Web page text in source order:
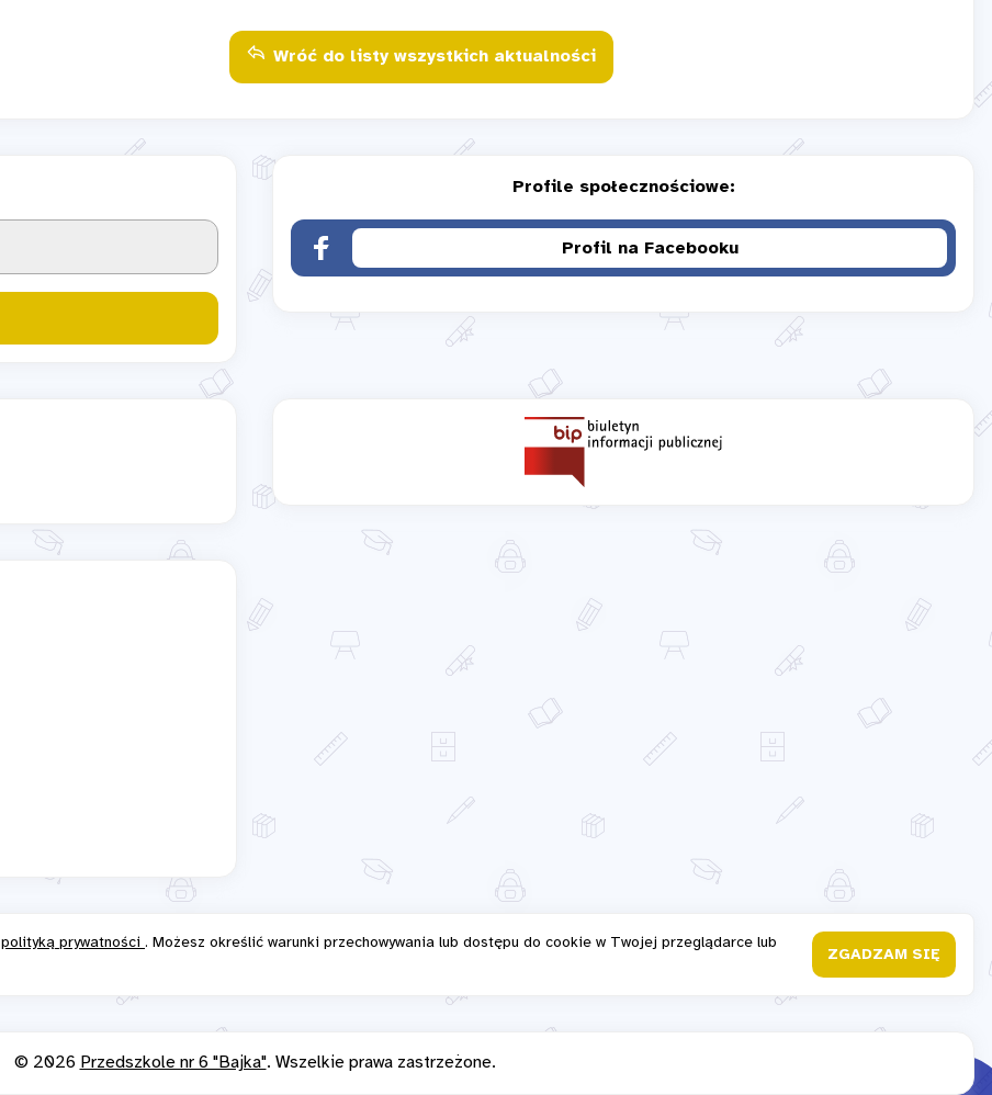
Wróć do listy wszystkich aktualności
Profile społecznościowe:
Profil na Facebooku
polityką prywatności . Możesz określić warunki przechowywania lub dostępu do cookie w Twojej przeglądarce lub
ZGADZAM SIĘ
© 2026 Przedszkole nr 6 "Bajka". Wszelkie prawa zastrzeżone.